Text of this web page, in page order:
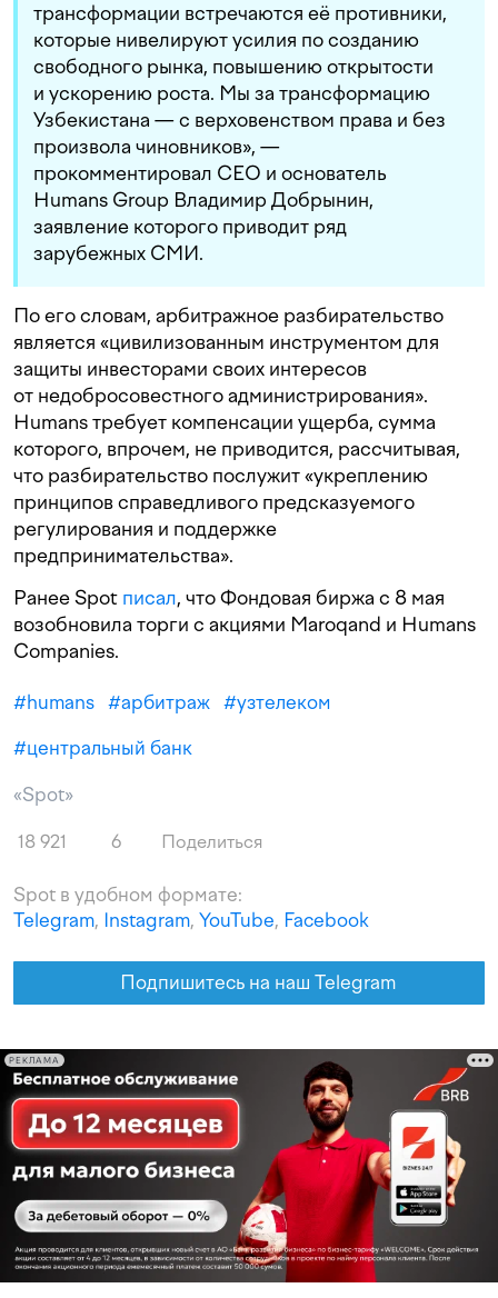
трансформации встречаются её противники,
которые нивелируют усилия по созданию
свободного рынка, повышению открытости
и ускорению роста. Мы за трансформацию
Узбекистана — с верховенством права и без
произвола чиновников», —
прокомментировал СЕО и основатель
Humans Group Владимир Добрынин,
заявление которого приводит ряд
зарубежных СМИ.
По его словам, арбитражное разбирательство
является «цивилизованным инструментом для
защиты инвесторами своих интересов
от недобросовестного администрирования».
Humans требует компенсации ущерба, сумма
которого, впрочем, не приводится, рассчитывая,
что разбирательство послужит «укреплению
принципов справедливого предсказуемого
регулирования и поддержке
предпринимательства».
Ранее Spot писал, что Фондовая биржа с 8 мая
возобновила торги с акциями Maroqand и Humans
Companies.
#humans #арбитраж #узтелеком
#центральный банк
«Spot»
18 921 6 Поделиться
Spot в удобном формате:
Telegram, Instagram, YouTube, Facebook
Подпишитесь на наш Telegram
РЕКЛАМА